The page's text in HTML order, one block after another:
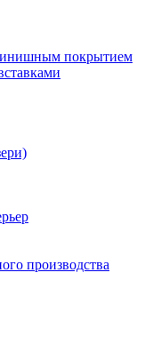
покрытием
производства